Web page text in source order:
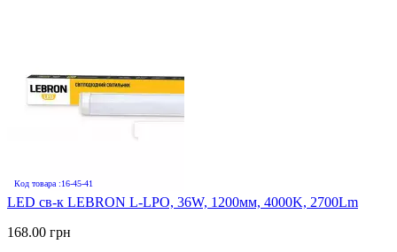
Код товара :16-45-41
LED св-к LEBRON L-LPO, 36W, 1200мм, 4000K, 2700Lm
168.00 грн